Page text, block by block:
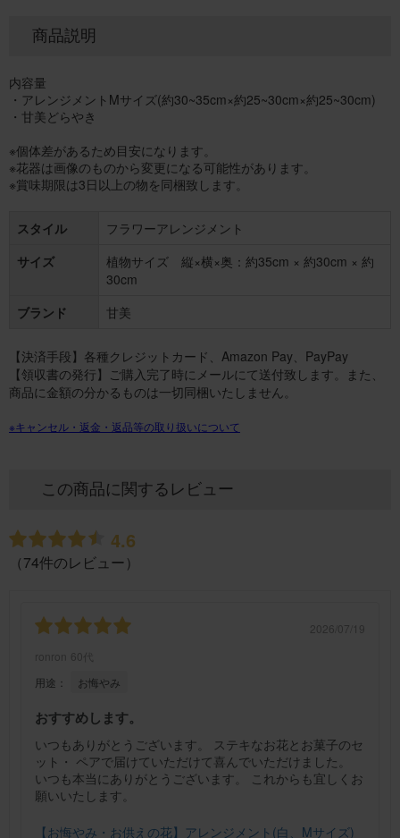
商品説明
内容量
・アレンジメントMサイズ(約30~35cm×約25~30cm×約25~30cm)
・甘美どらやき
※個体差があるため目安になります。
※花器は画像のものから変更になる可能性があります。
※賞味期限は3日以上の物を同梱致します。
スタイル
フラワーアレンジメント
サイズ
植物サイズ 縦×横×奥：約35cm × 約30cm × 約
30cm
ブランド
甘美
【決済手段】各種クレジットカード、Amazon Pay、PayPay
【領収書の発行】ご購入完了時にメールにて送付致します。また、
商品に金額の分かるものは一切同梱いたしません。
※キャンセル・返金・返品等の取り扱いについて
この商品に関するレビュー
4.6
（74件のレビュー）
2026/07/19
ronron 60代
用途：
お悔やみ
おすすめします。
いつもありがとうございます。 ステキなお花とお菓子のセ
ット・ ペアで届けていただけて喜んでいただけました。
いつも本当にありがとうございます。 これからも宜しくお
願いいたします。
【お悔やみ・お供えの花】アレンジメント(白、Mサイズ)